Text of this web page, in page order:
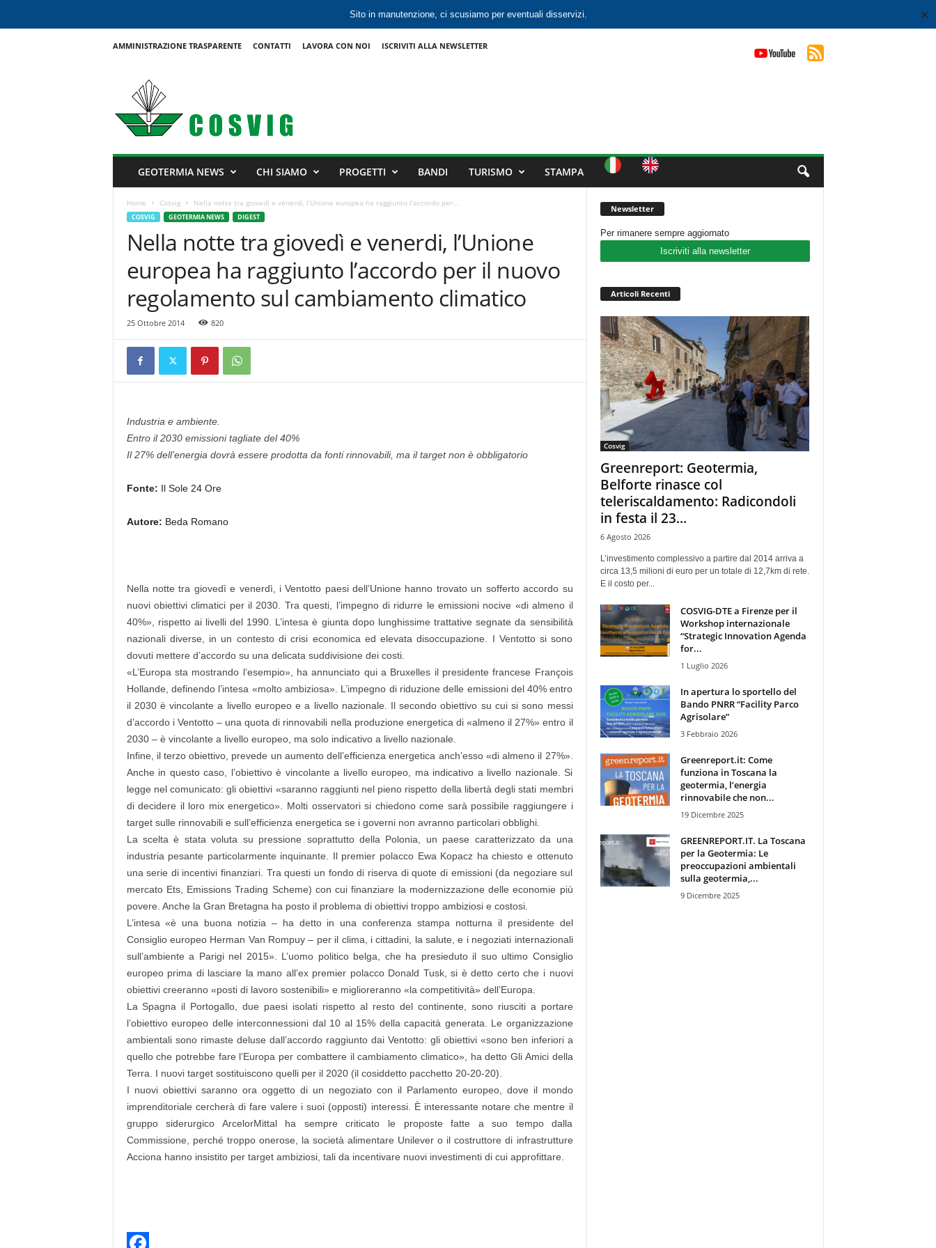
Sito in manutenzione, ci scusiamo per eventuali disservizi. ✕
AMMINISTRAZIONE TRASPARENTE CONTATTI LAVORA CON NOI ISCRIVITI ALLA NEWSLETTER
GEOTERMIA NEWS CHI SIAMO PROGETTI BANDI TURISMO STAMPA
Home Cosvig Nella notte tra giovedì e venerdi, l’Unione europea ha raggiunto l’accordo per...
COSVIG GEOTERMIA NEWS DIGEST
Nella notte tra giovedì e venerdi, l’Unione
europea ha raggiunto l’accordo per il nuovo
regolamento sul cambiamento climatico
25 Ottobre 2014 820
Industria e ambiente.
Entro il 2030 emissioni tagliate del 40%
Il 27% dell’energia dovrà essere prodotta da fonti rinnovabili, ma il target non è obbligatorio
Fonte: Il Sole 24 Ore
Autore: Beda Romano
Nella notte tra giovedì e venerdì, i Ventotto paesi dell’Unione hanno trovato un sofferto accordo su
nuovi obiettivi climatici per il 2030. Tra questi, l’impegno di ridurre le emissioni nocive «di almeno il
40%», rispetto ai livelli del 1990. L’intesa è giunta dopo lunghissime trattative segnate da sensibilità
nazionali diverse, in un contesto di crisi economica ed elevata disoccupazione. I Ventotto si sono
dovuti mettere d’accordo su una delicata suddivisione dei costi.
«L’Europa sta mostrando l’esempio», ha annunciato qui a Bruxelles il presidente francese François
Hollande, definendo l’intesa «molto ambiziosa». L’impegno di riduzione delle emissioni del 40% entro
il 2030 è vincolante a livello europeo e a livello nazionale. Il secondo obiettivo su cui si sono messi
d’accordo i Ventotto – una quota di rinnovabili nella produzione energetica di «almeno il 27%» entro il
2030 – è vincolante a livello europeo, ma solo indicativo a livello nazionale.
Infine, il terzo obiettivo, prevede un aumento dell’efficienza energetica anch’esso «di almeno il 27%».
Anche in questo caso, l’obiettivo è vincolante a livello europeo, ma indicativo a livello nazionale. Si
legge nel comunicato: gli obiettivi «saranno raggiunti nel pieno rispetto della libertà degli stati membri
di decidere il loro mix energetico». Molti osservatori si chiedono come sarà possibile raggiungere i
target sulle rinnovabili e sull’efficienza energetica se i governi non avranno particolari obblighi.
La scelta è stata voluta su pressione soprattutto della Polonia, un paese caratterizzato da una
industria pesante particolarmente inquinante. Il premier polacco Ewa Kopacz ha chiesto e ottenuto
una serie di incentivi finanziari. Tra questi un fondo di riserva di quote di emissioni (da negoziare sul
mercato Ets, Emissions Trading Scheme) con cui finanziare la modernizzazione delle economie più
povere. Anche la Gran Bretagna ha posto il problema di obiettivi troppo ambiziosi e costosi.
L’intesa «è una buona notizia – ha detto in una conferenza stampa notturna il presidente del
Consiglio europeo Herman Van Rompuy – per il clima, i cittadini, la salute, e i negoziati internazionali
sull’ambiente a Parigi nel 2015». L’uomo politico belga, che ha presieduto il suo ultimo Consiglio
europeo prima di lasciare la mano all’ex premier polacco Donald Tusk, si è detto certo che i nuovi
obiettivi creeranno «posti di lavoro sostenibili» e miglioreranno «la competitività» dell’Europa.
La Spagna il Portogallo, due paesi isolati rispetto al resto del continente, sono riusciti a portare
l’obiettivo europeo delle interconnessioni dal 10 al 15% della capacità generata. Le organizzazione
ambientali sono rimaste deluse dall’accordo raggiunto dai Ventotto: gli obiettivi «sono ben inferiori a
quello che potrebbe fare l’Europa per combattere il cambiamento climatico», ha detto Gli Amici della
Terra. I nuovi target sostituiscono quelli per il 2020 (il cosiddetto pacchetto 20-20-20).
I nuovi obiettivi saranno ora oggetto di un negoziato con il Parlamento europeo, dove il mondo
imprenditoriale cercherà di fare valere i suoi (opposti) interessi. È interessante notare che mentre il
gruppo siderurgico ArcelorMittal ha sempre criticato le proposte fatte a suo tempo dalla
Commissione, perché troppo onerose, la società alimentare Unilever o il costruttore di infrastrutture
Acciona hanno insistito per target ambiziosi, tali da incentivare nuovi investimenti di cui approfittare.
Newsletter
Per rimanere sempre aggiornato
Iscriviti alla newsletter
Articoli Recenti
Cosvig
Greenreport: Geotermia,
Belforte rinasce col
teleriscaldamento: Radicondoli
in festa il 23...
6 Agosto 2026
L’investimento complessivo a partire dal 2014 arriva a
circa 13,5 milioni di euro per un totale di 12,7km di rete.
E il costo per...
COSVIG-DTE a Firenze per il
Workshop internazionale
“Strategic Innovation Agenda
for...
1 Luglio 2026
In apertura lo sportello del
Bando PNRR “Facility Parco
Agrisolare”
3 Febbraio 2026
Greenreport.it: Come
funziona in Toscana la
geotermia, l’energia
rinnovabile che non...
19 Dicembre 2025
GREENREPORT.IT. La Toscana
per la Geotermia: Le
preoccupazioni ambientali
sulla geotermia,...
9 Dicembre 2025